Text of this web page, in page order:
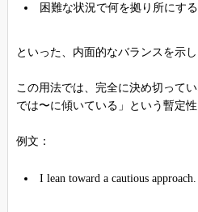
困難な状況で何を拠り所にす
といった、内面的なバランスを示し
この用法では、完全に決め切って
では〜に傾いている」という暫定
例文：
I lean toward a cautious